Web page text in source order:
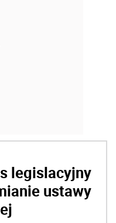
legislacyjny
ustawy